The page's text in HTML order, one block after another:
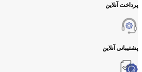
پرداخت آنلاین
پشتیبانی آنلاین